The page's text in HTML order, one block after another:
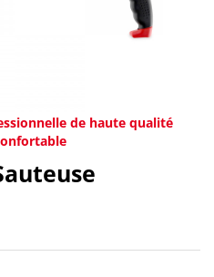
de haute qualité